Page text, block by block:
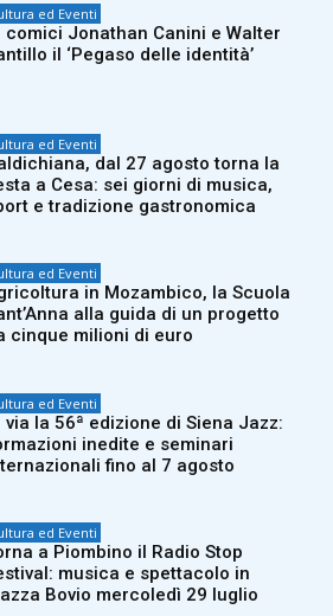
ed Eventi
comici Jonathan Canini e Walter
il ‘Pegaso delle identità’
ed Eventi
dal 27 agosto torna la
a Cesa: sei giorni di musica,
e tradizione gastronomica
ed Eventi
in Mozambico, la Scuola
alla guida di un progetto
cinque milioni di euro
ed Eventi
via la 56ª edizione di Siena Jazz:
inedite e seminari
fino al 7 agosto
ed Eventi
a Piombino il Radio Stop
musica e spettacolo in
Bovio mercoledì 29 luglio